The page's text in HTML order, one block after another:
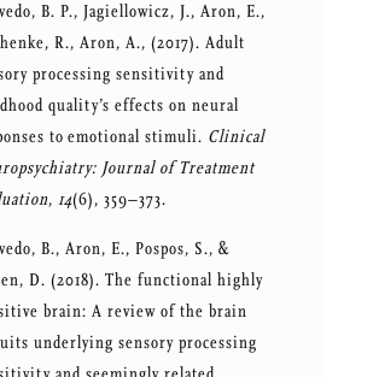
B. P., Jagiellowicz, J., Aron, E.,
R., Aron, A., (2017). Adult
processing sensitivity and
quality’s effects on neural
to emotional stimuli. Clinical
Journal of Treatment
, 14(6), 359–373.
B., Aron, E., Pospos, S., &
D. (2018). The functional highly
brain: A review of the brain
underlying sensory processing